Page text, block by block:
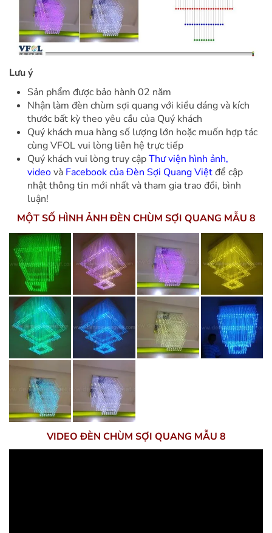
Lưu ý
Sản phẩm được bảo hành 02 năm
Nhận làm đèn chùm sợi quang với kiểu dáng và kích
thước bất kỳ theo yêu cầu của Quý khách
Quý khách mua hàng số lượng lớn hoặc muốn hợp tác
cùng VFOL vui lòng liên hệ trực tiếp
Quý khách vui lòng truy cậpThư viện hình ảnh,
videovà Facebook của Đèn Sợi Quang Việtđể cập
nhật thông tin mới nhất và tham gia trao đổi, bình
luận!
MỘT SỐ HÌNH ẢNH ĐÈN CHÙM SỢI QUANG MẪU 8
VIDEO ĐÈN CHÙM SỢI QUANG MẪU 8